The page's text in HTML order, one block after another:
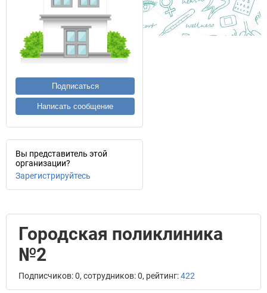
Подписаться
Написать сообщение
Вы представитель этой
организации?
Зарегистрируйтесь
Городская поликлиника
№2
Подписчиков: 0, сотрудников: 0, рейтинг:422